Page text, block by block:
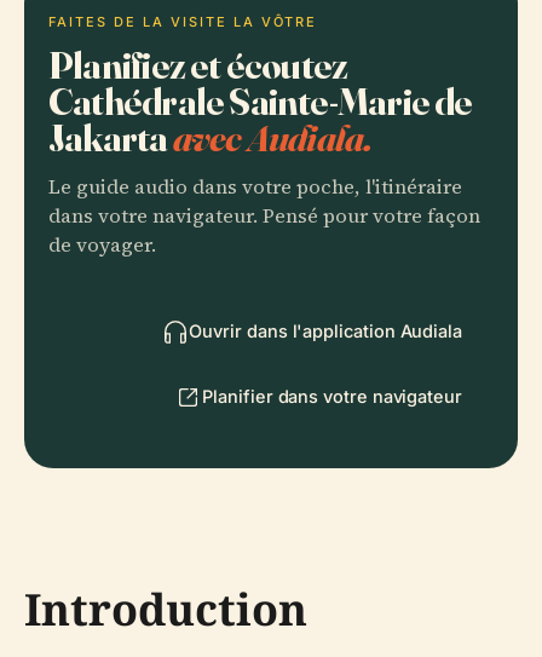
FAITES DE LA VISITE LA VÔTRE
Planifiez et écoutez
Cathédrale Sainte-Marie de
Jakartaavec Audiala.
Le guide audio dans votre poche, l'itinéraire
dans votre navigateur. Pensé pour votre façon
de voyager.
Ouvrir dans l'application Audiala
Planifier dans votre navigateur
Introduction